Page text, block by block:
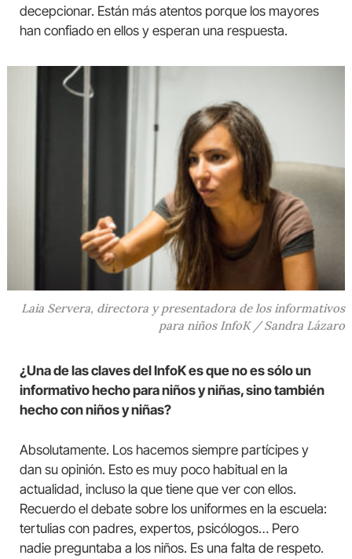
decepcionar. Están más atentos porque los mayores
han confiado en ellos y esperan una respuesta.
Laia Servera, directora y presentadora de los informativos
para niños InfoK / Sandra Lázaro
¿Una de las claves del InfoK es que no es sólo un
informativo hecho para niños y niñas, sino también
hecho con niños y niñas?
Absolutamente. Los hacemos siempre partícipes y
dan su opinión. Esto es muy poco habitual en la
actualidad, incluso la que tiene que ver con ellos.
Recuerdo el debate sobre los uniformes en la escuela:
tertulias con padres, expertos, psicólogos… Pero
nadie preguntaba a los niños. Es una falta de respeto.